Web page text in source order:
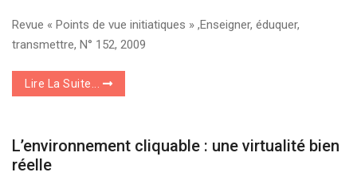
Revue « Points de vue initiatiques » ,Enseigner, éduquer,
transmettre, N° 152, 2009
Lire La Suite...
L’environnement cliquable : une virtualité bien
réelle